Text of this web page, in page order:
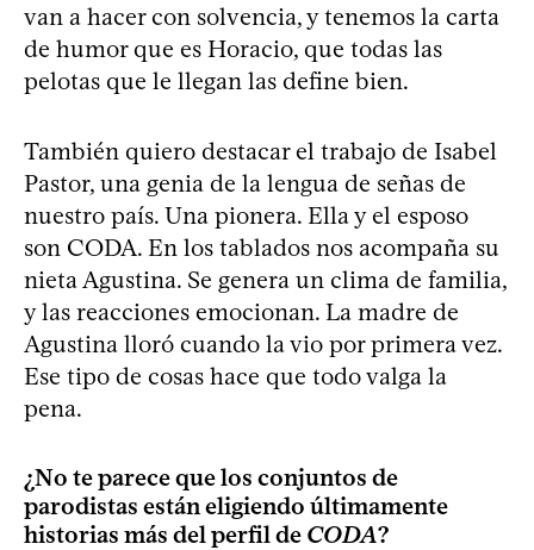
van a hacer con solvencia, y tenemos la carta
de humor que es Horacio, que todas las
pelotas que le llegan las define bien.
También quiero destacar el trabajo de Isabel
Pastor, una genia de la lengua de señas de
nuestro país. Una pionera. Ella y el esposo
son CODA. En los tablados nos acompaña su
nieta Agustina. Se genera un clima de familia,
y las reacciones emocionan. La madre de
Agustina lloró cuando la vio por primera vez.
Ese tipo de cosas hace que todo valga la
pena.
¿No te parece que los conjuntos de
parodistas están eligiendo últimamente
historias más del perfil de CODA?